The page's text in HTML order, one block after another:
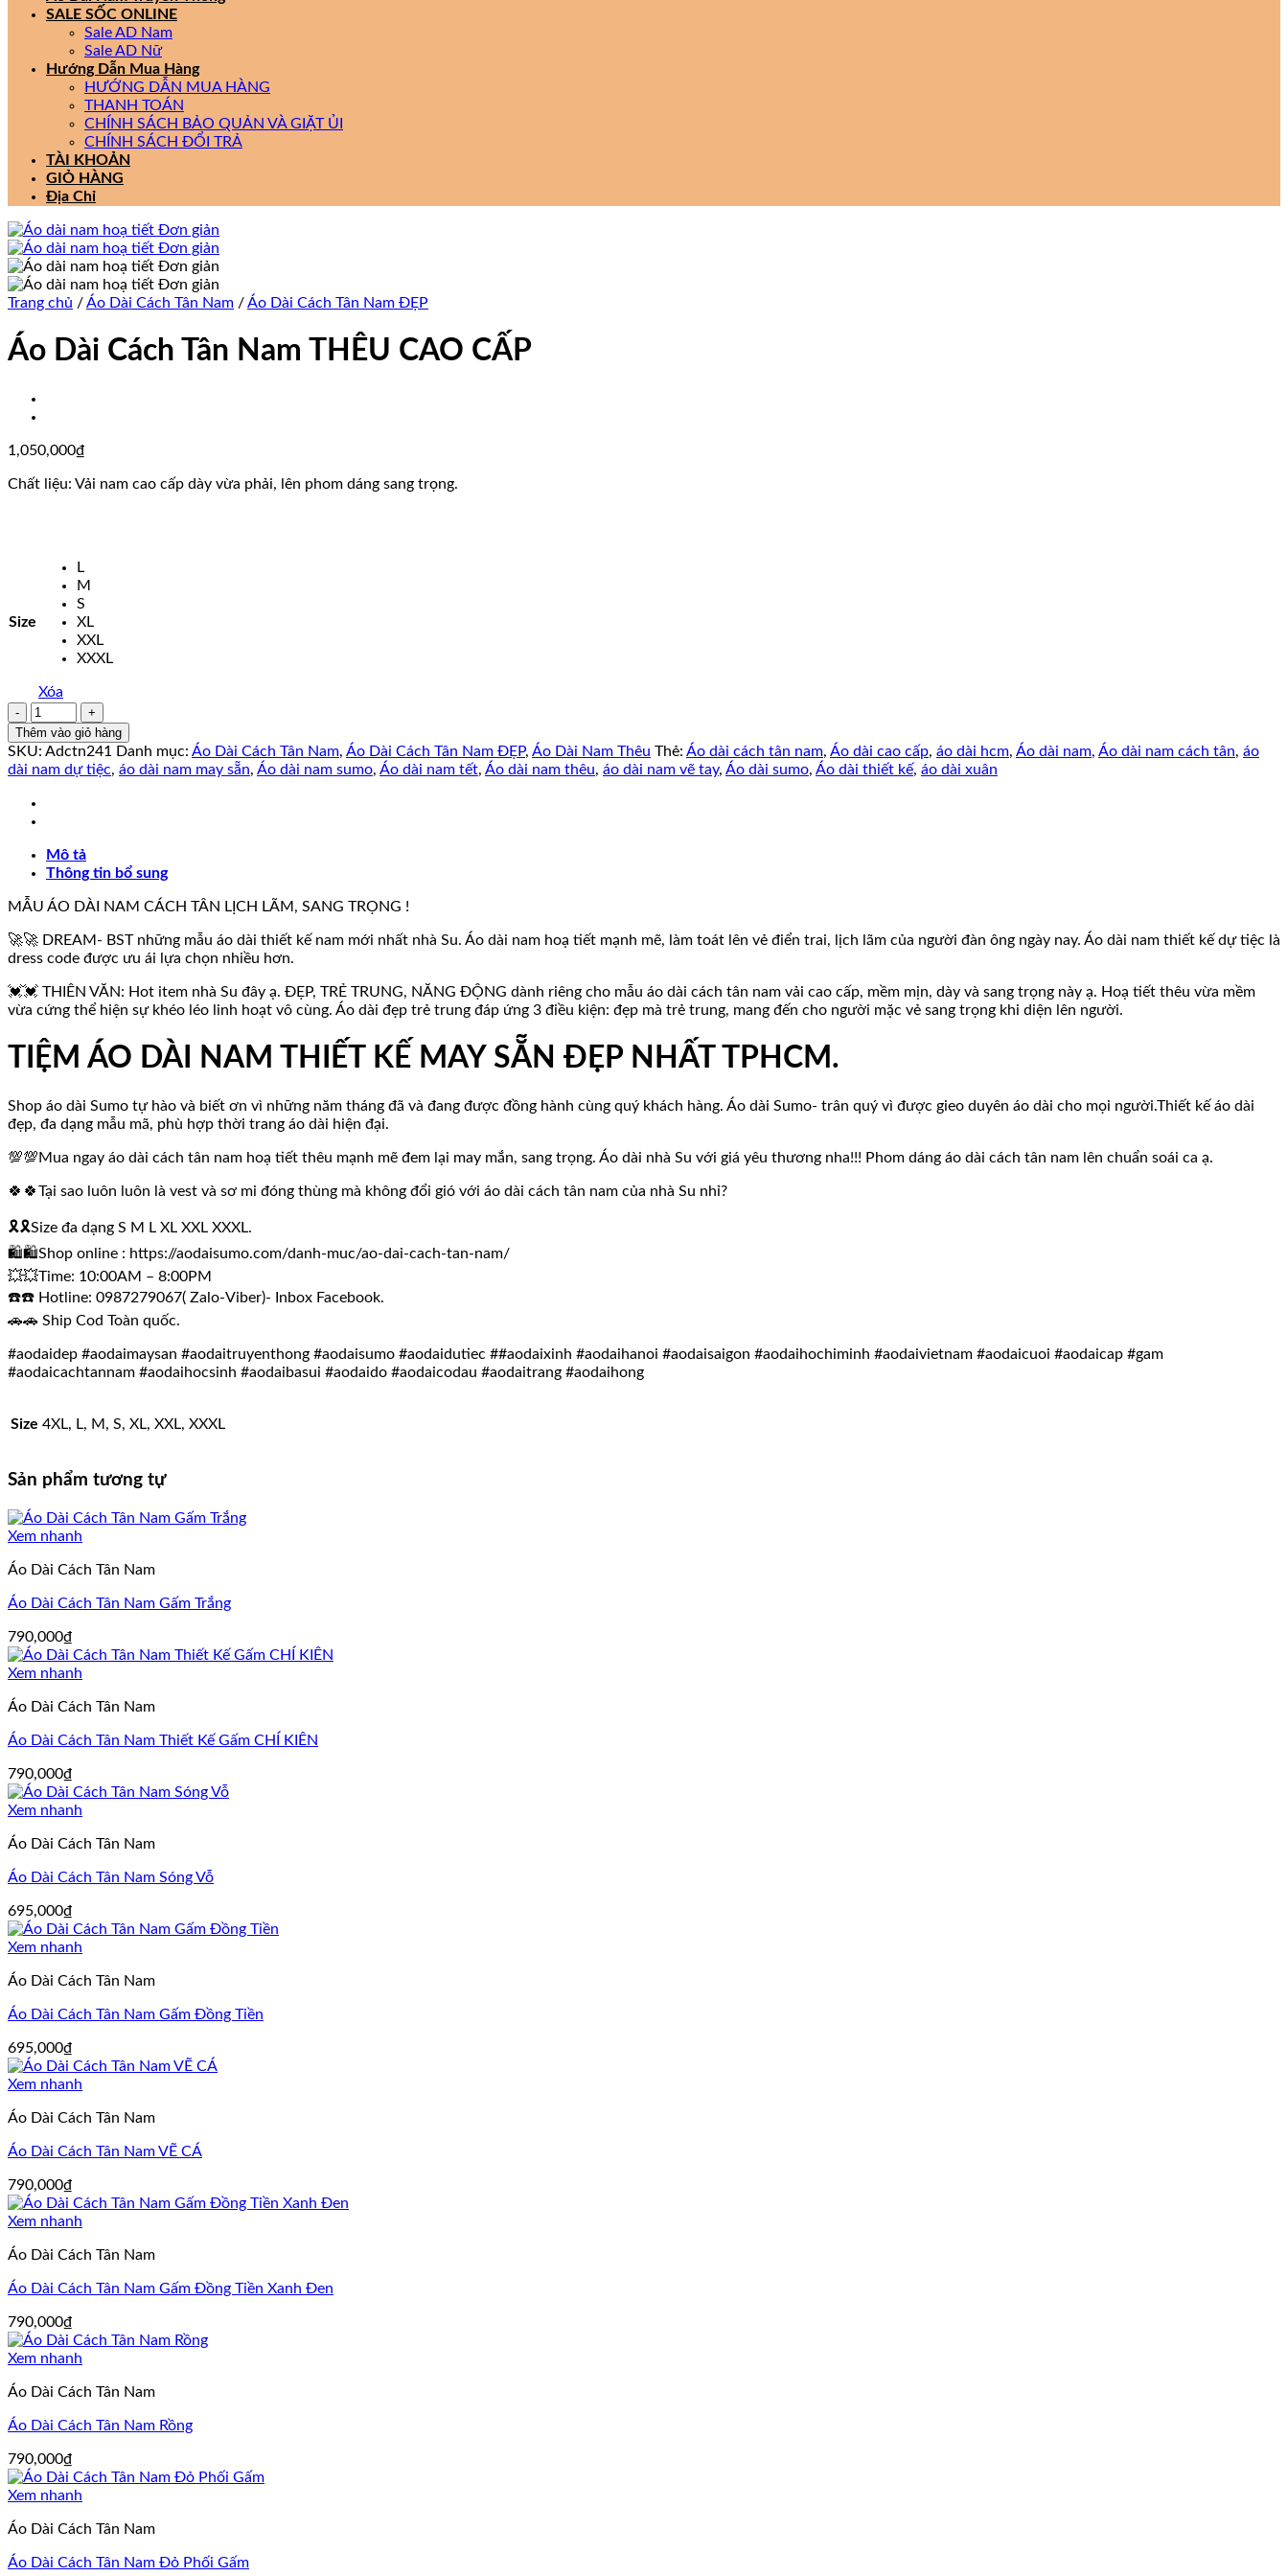
SALE SỐC ONLINE
Sale AD Nam
Sale AD Nữ
Hướng Dẫn Mua Hàng
HƯỚNG DẪN MUA HÀNG
THANH TOÁN
CHÍNH SÁCH BẢO QUẢN VÀ GIẶT ỦI
CHÍNH SÁCH ĐỔI TRẢ
TÀI KHOẢN
GIỎ HÀNG
Địa Chỉ
Trang chủ /Áo Dài Cách Tân Nam /Áo Dài Cách Tân Nam ĐẸP
Áo Dài Cách Tân Nam THÊU CAO CẤP
1,050,000₫
Chất liệu: Vải nam cao cấp dày vừa phải, lên phom dáng sang trọng.
Size
L
M
S
XL
XXL
XXXL
Xóa
Áo
Dài
Cách
Tân
THÊU
CAO
số
lượng
Thêm vào giỏ hàng
SKU: Adctn241 Danh mục: Áo Dài Cách Tân Nam, Áo Dài Cách Tân Nam ĐẸP, Áo Dài Nam Thêu Thẻ: Áo dài cách tân nam, Áo dài cao cấp, áo dài hcm, Áo dài nam, Áo dài nam cách tân, áo
dài nam dự tiệc, áo dài nam may sẵn, Áo dài nam sumo, Áo dài nam tết, Áo dài nam thêu, áo dài nam vẽ tay, Áo dài sumo, Áo dài thiết kế, áo dài xuân
Mô tả
Thông tin bổ sung
MẪU ÁO DÀI NAM CÁCH TÂN LỊCH LÃM, SANG TRỌNG !
🚀🚀 DREAM- BST những mẫu áo dài thiết kế nam mới nhất nhà Su. Áo dài nam hoạ tiết mạnh mẽ, làm toát lên vẻ điển trai, lịch lãm của người đàn ông ngày nay. Áo dài nam thiết kế dự tiệc là
dress code được ưu ái lựa chọn nhiều hơn.
💓💓 THIÊN VĂN: Hot item nhà Su đây ạ. ĐẸP, TRẺ TRUNG, NĂNG ĐỘNG dành riêng cho mẫu áo dài cách tân nam vải cao cấp, mềm mịn, dày và sang trọng này ạ. Hoạ tiết thêu vừa mềm
vừa cứng thể hiện sự khéo léo linh hoạt vô cùng. Áo dài đẹp trẻ trung đáp ứng 3 điều kiện: đẹp mà trẻ trung, mang đến cho người mặc vẻ sang trọng khi diện lên người.
TIỆM ÁO DÀI NAM THIẾT KẾ MAY SẴN ĐẸP NHẤT TPHCM.
Shop áo dài Sumo tự hào và biết ơn vì những năm tháng đã và đang được đồng hành cùng quý khách hàng. Áo dài Sumo- trân quý vì được gieo duyên áo dài cho mọi người.Thiết kế áo dài
đẹp, đa dạng mẫu mã, phù hợp thời trang áo dài hiện đại.
💯💯Mua ngay áo dài cách tân nam hoạ tiết thêu mạnh mẽ đem lại may mắn, sang trọng. Áo dài nhà Su với giá yêu thương nha!!! Phom dáng áo dài cách tân nam lên chuẩn soái ca ạ.
🍀🍀Tại sao luôn luôn là vest và sơ mi đóng thùng mà không đổi gió với áo dài cách tân nam của nhà Su nhỉ?
🎗🎗Size đa dạng S M L XL XXL XXXL.
🛍🛍Shop online : https://aodaisumo.com/danh-muc/ao-dai-cach-tan-nam/
💥💥Time: 10:00AM – 8:00PM
☎️☎️ Hotline: 0987279067( Zalo-Viber)- Inbox Facebook.
🚗🚗 Ship Cod Toàn quốc.
#aodaidep #aodaimaysan #aodaitruyenthong #aodaisumo #aodaidutiec ##aodaixinh #aodaihanoi #aodaisaigon #aodaihochiminh #aodaivietnam #aodaicuoi #aodaicap #gam
#aodaicachtannam #aodaihocsinh #aodaibasui #aodaido #aodaicodau #aodaitrang #aodaihong
Size 4XL, L, M, S, XL, XXL, XXXL
Sản phẩm tương tự
Xem nhanh
Áo Dài Cách Tân Nam
Áo Dài Cách Tân Nam Gấm Trắng
790,000₫
Xem nhanh
Áo Dài Cách Tân Nam
Áo Dài Cách Tân Nam Thiết Kế Gấm CHÍ KIÊN
790,000₫
Xem nhanh
Áo Dài Cách Tân Nam
Áo Dài Cách Tân Nam Sóng Vỗ
695,000₫
Xem nhanh
Áo Dài Cách Tân Nam
Áo Dài Cách Tân Nam Gấm Đồng Tiền
695,000₫
Xem nhanh
Áo Dài Cách Tân Nam
Áo Dài Cách Tân Nam VẼ CÁ
790,000₫
Xem nhanh
Áo Dài Cách Tân Nam
Áo Dài Cách Tân Nam Gấm Đồng Tiền Xanh Đen
790,000₫
Xem nhanh
Áo Dài Cách Tân Nam
Áo Dài Cách Tân Nam Rồng
790,000₫
Xem nhanh
Áo Dài Cách Tân Nam
Áo Dài Cách Tân Nam Đỏ Phối Gấm